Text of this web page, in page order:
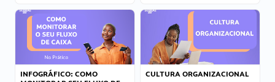
INFOGRÁFICO: COMO
CULTURA ORGANIZACIONAL